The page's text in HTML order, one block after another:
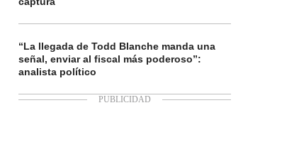
“La llegada de Todd Blanche manda una
señal, enviar al fiscal más poderoso”:
analista político